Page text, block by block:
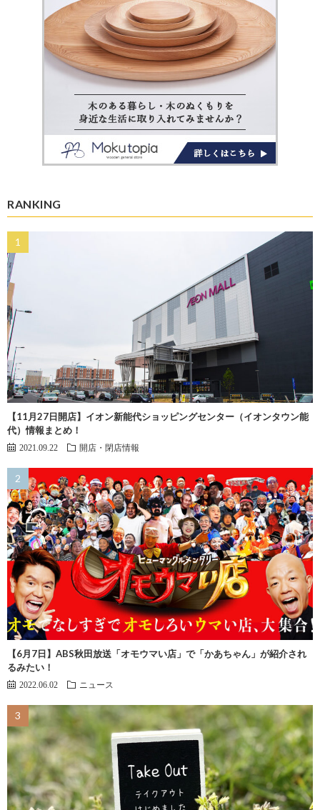
RANKING
【11月27日開店】イオン新能代ショッピングセンター（イオンタウン能
代）情報まとめ！
2021.09.22 開店・閉店情報
【6月7日】ABS秋田放送「オモウマい店」で「かあちゃん」が紹介され
るみたい！
2022.06.02 ニュース